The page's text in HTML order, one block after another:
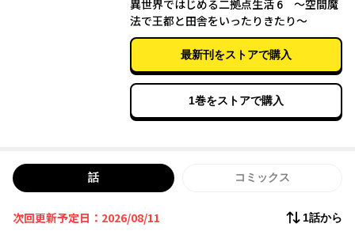
異世界ではじめる二拠点生活 6 ～空間魔
法で王都と田舎をいったりきたり～
最新刊をストアで購入
1巻をストアで購入
話 コミックス
次回更新予定日：2026/08/11 1話から